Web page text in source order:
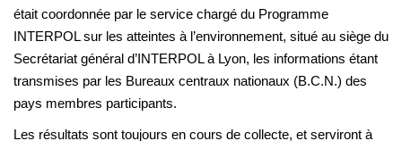
était coordonnée par le service chargé du Programme
INTERPOL sur les atteintes à l’environnement, situé au siège du
Secrétariat général d’INTERPOL à Lyon, les informations étant
transmises par les Bureaux centraux nationaux (B.C.N.) des
pays membres participants.
Les résultats sont toujours en cours de collecte, et serviront à